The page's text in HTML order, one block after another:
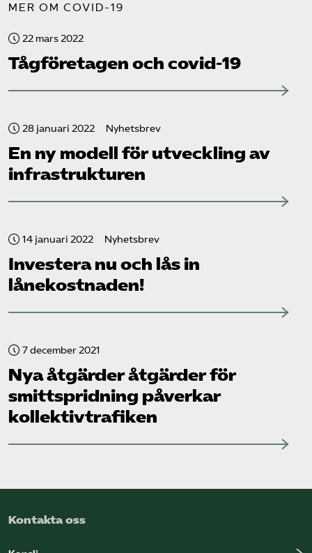
MER OM COVID-19
22 mars 2022
Tåg­företagen och covid-19
28 januari 2022 Nyhetsbrev
En ny modell för utveckling av
infrastrukturen
14 januari 2022 Nyhetsbrev
Investera nu och lås in
lånekostnaden!
7 december 2021
Nya åtgärder åtgärder för
smittspridning påverkar
kollektiv­trafiken
Kontakta oss